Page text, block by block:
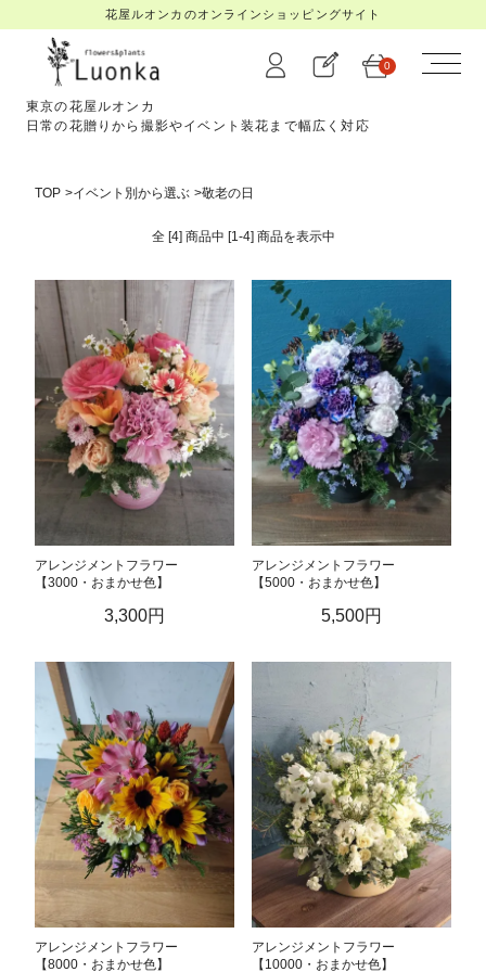
花屋ルオンカのオンラインショッピングサイト
東京の花屋ルオンカ
日常の花贈りから撮影やイベント装花まで幅広く対応
0
TOP >イベント別から選ぶ >敬老の日
全 [4] 商品中 [1-4] 商品を表示中
アレンジメントフラワー
【3000・おまかせ色】
3,300円
アレンジメントフラワー
【5000・おまかせ色】
5,500円
アレンジメントフラワー
【8000・おまかせ色】
アレンジメントフラワー
【10000・おまかせ色】